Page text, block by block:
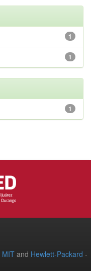
1
1
1
MIT and Hewlett-Packard -